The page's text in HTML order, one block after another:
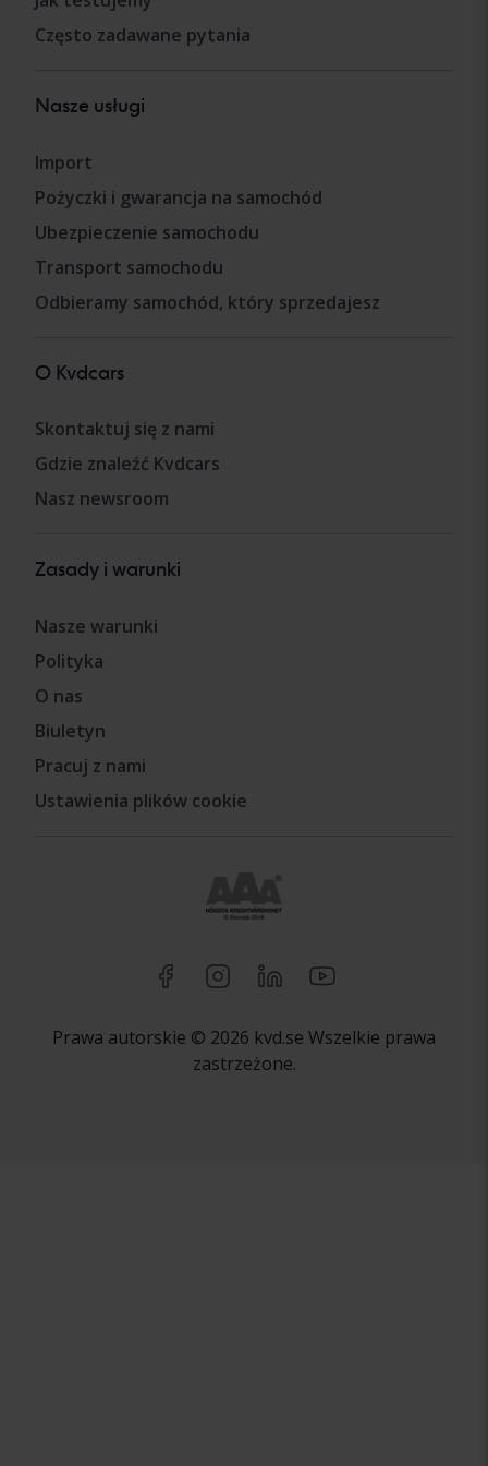
Często zadawane pytania
Nasze usługi
Import
Pożyczki i gwarancja na samochód
Ubezpieczenie samochodu
Transport samochodu
Odbieramy samochód, który sprzedajesz
O Kvdcars
Skontaktuj się z nami
Gdzie znaleźć Kvdcars
Nasz newsroom
Zasady i warunki
Nasze warunki
Polityka
O nas
Biuletyn
Pracuj z nami
Ustawienia plików cookie
Prawa autorskie © 2026 kvd.se Wszelkie prawa
zastrzeżone.